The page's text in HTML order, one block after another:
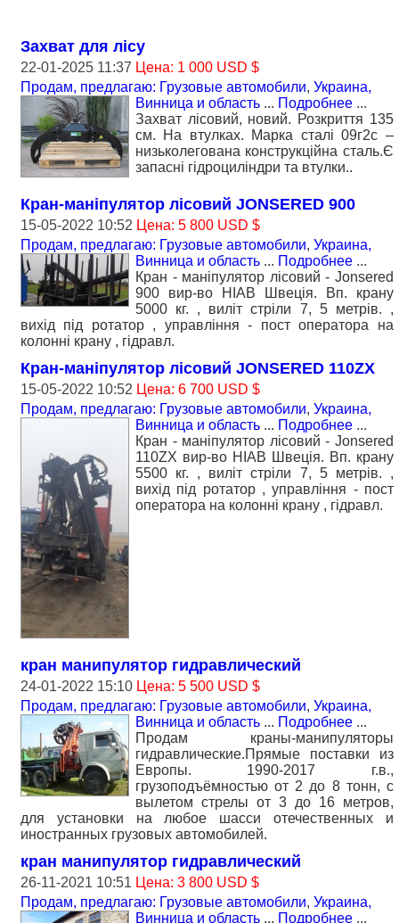
Захват для лісу
22-01-2025 11:37 Цена: 1 000 USD $
Продам, предлагаю: Грузовые автомобили, Украина,
Винница и область ... Подробнее ...
Захват лісовий, новий. Розкриття 135
см. На втулках. Марка сталі 09г2с –
низьколегована конструкційна сталь.Є
запасні гідроциліндри та втулки..
Кран-маніпулятор лісовий JONSERED 900
15-05-2022 10:52 Цена: 5 800 USD $
Продам, предлагаю: Грузовые автомобили, Украина,
Винница и область ... Подробнее ...
Кран - маніпулятор лісовий - Jonsered
900 вир-во HIAB Швеція. Вп. крану
5000 кг. , виліт стріли 7, 5 метрів. ,
вихід під ротатор , управління - пост оператора на
колонні крану , гідравл.
Кран-маніпулятор лісовий JONSERED 110ZX
15-05-2022 10:52 Цена: 6 700 USD $
Продам, предлагаю: Грузовые автомобили, Украина,
Винница и область ... Подробнее ...
Кран - маніпулятор лісовий - Jonsered
110ZX вир-во HIAB Швеція. Вп. крану
5500 кг. , виліт стріли 7, 5 метрів. ,
вихід під ротатор , управління - пост
оператора на колонні крану , гідравл.
кран манипулятор гидравлический
24-01-2022 15:10 Цена: 5 500 USD $
Продам, предлагаю: Грузовые автомобили, Украина,
Винница и область ... Подробнее ...
Продам краны-манипуляторы
гидравлические.Прямые поставки из
Европы. 1990-2017 г.в.,
грузоподъёмностью от 2 до 8 тонн, с
вылетом стрелы от 3 до 16 метров,
для установки на любое шасси отечественных и
иностранных грузовых автомобилей.
кран манипулятор гидравлический
26-11-2021 10:51 Цена: 3 800 USD $
Продам, предлагаю: Грузовые автомобили, Украина,
Винница и область ... Подробнее ...